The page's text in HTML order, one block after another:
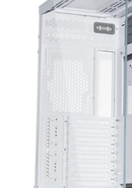
CASE FANS
CPU COOLERS
ΕΙΚΟΝΑ-ΗΧΟΣ
ΟΙΚΙΑΚΕΣ ΣΥΣΚΕΥΕΣ
ΠΡΟΣΩΠΙΚΗ ΦΡΟΝΤΙΔΑ